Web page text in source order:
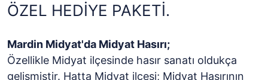
ÖZEL HEDİYE PAKETİ.
Mardin Midyat'da Midyat Hasırı;
Özellikle Midyat ilçesinde hasır sanatı oldukça
gelişmiştir. Hatta Midyat ilçesi; Midyat Hasırının